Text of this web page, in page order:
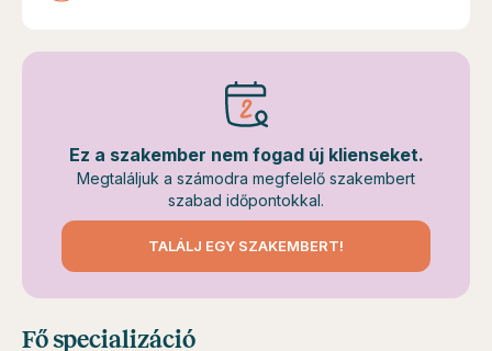
Ez a szakember nem fogad új klienseket.
Megtaláljuk a számodra megfelelő szakembert
szabad időpontokkal.
TALÁLJ EGY SZAKEMBERT!
Fő specializáció